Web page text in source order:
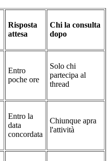
Risposta
attesa
Chi la consulta
dopo
Entro
poche ore
Solo chi
partecipa al
thread
Entro la
data
concordata
Chiunque apra
l'attività